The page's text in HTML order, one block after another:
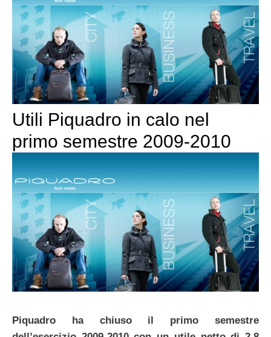
Utili Piquadro in calo nel
primo semestre 2009-2010
Piquadro ha chiuso il primo semestre